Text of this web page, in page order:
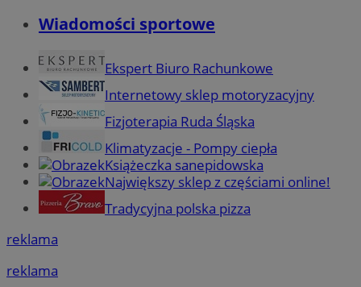
Wiadomości sportowe
Ekspert Biuro Rachunkowe
Internetowy sklep motoryzacyjny
Fizjoterapia Ruda Śląska
Klimatyzacje - Pompy ciepła
Książeczka sanepidowska
Największy sklep z częściami online!
Tradycyjna polska pizza
reklama
reklama